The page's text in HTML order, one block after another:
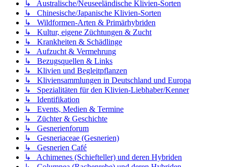
↳ Australische/Neuseeländische Klivien-Sorten
↳ Chinesische/Japanische Klivien-Sorten
↳ Wildformen-Arten & Primärhybriden
↳ Kultur, eigene Züchtungen & Zucht
↳ Krankheiten & Schädlinge
↳ Aufzucht & Vermehrung
↳ Bezugsquellen & Links
↳ Klivien und Begleitpflanzen
↳ Kliviensammlungen in Deutschland und Europa
↳ Spezialitäten für den Klivien-Liebhaber/Kenner
↳ Identifikation
↳ Events, Medien & Termine
↳ Züchter & Geschichte
↳ Gesnerienforum
↳ Gesneriaceae (Gesnerien)
↳ Gesnerien Café
↳ Achimenes (Schiefteller) und deren Hybriden